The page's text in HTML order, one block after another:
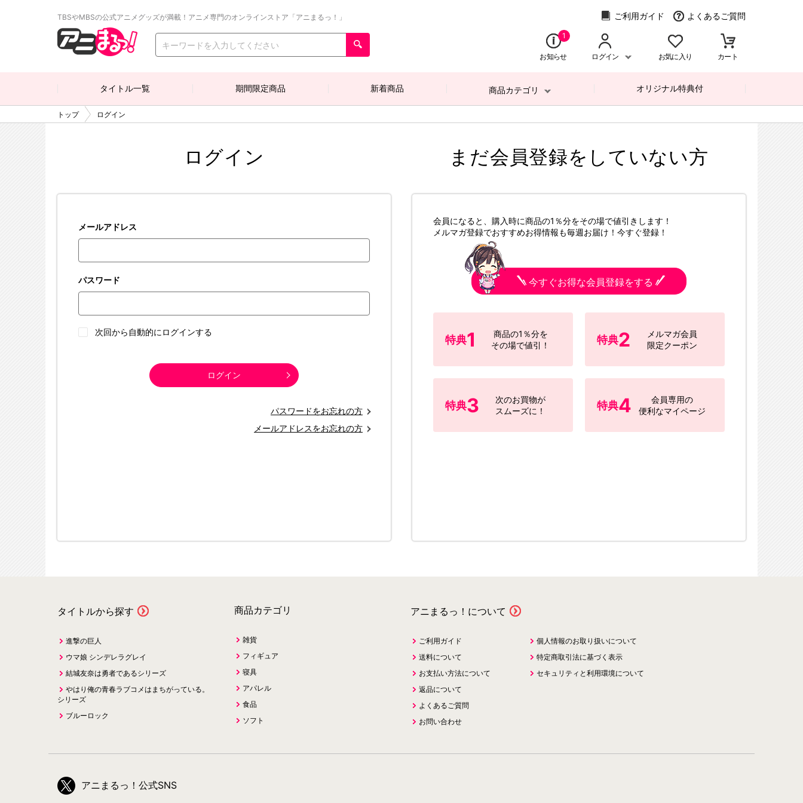
TBSやMBSの公式アニメグッズが満載！アニメ専門のオンラインストア「アニまるっ！」 ご利用ガイド よくあるご質問
1
お知らせ ログイン お気に入り カート
タイトル一覧 期間限定商品 新着商品 商品カテゴリ オリジナル特典付
トップ ログイン
ログイン
メールアドレス
パスワード
次回から自動的にログインする
ログイン
パスワードをお忘れの方
メールアドレスをお忘れの方
まだ会員登録をしていない方
会員になると、購入時に商品の1％分をその場で値引きします！
メルマガ登録でおすすめお得情報も毎週お届け！今すぐ登録！
今すぐお得な会員登録をする
特典1
商品の1％分を
その場で値引！
特典2
メルマガ会員
限定クーポン
特典3
次のお買物が
スムーズに！
特典4
会員専用の
便利なマイページ
タイトルから探す
進撃の巨人
ウマ娘 シンデレラグレイ
結城友奈は勇者であるシリーズ
やはり俺の青春ラブコメはまちがっている。
シリーズ
ブルーロック
商品カテゴリ
雑貨
フィギュア
寝具
アパレル
食品
ソフト
アニまるっ！について
ご利用ガイド
送料について
お支払い方法について
返品について
よくあるご質問
お問い合わせ
個人情報のお取り扱いについて
特定商取引法に基づく表示
セキュリティと利用環境について
アニまるっ！公式SNS